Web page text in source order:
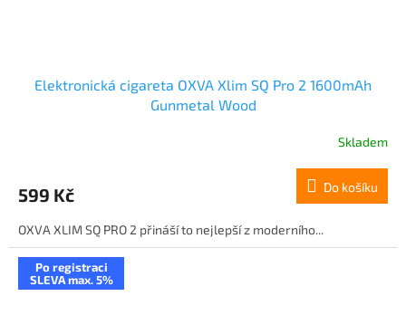
Elektronická cigareta OXVA Xlim SQ Pro 2 1600mAh
Gunmetal Wood
Skladem
599 Kč Do košíku
OXVA XLIM SQ PRO 2 přináší to nejlepší z moderního...
Po registraci
SLEVA max. 5%